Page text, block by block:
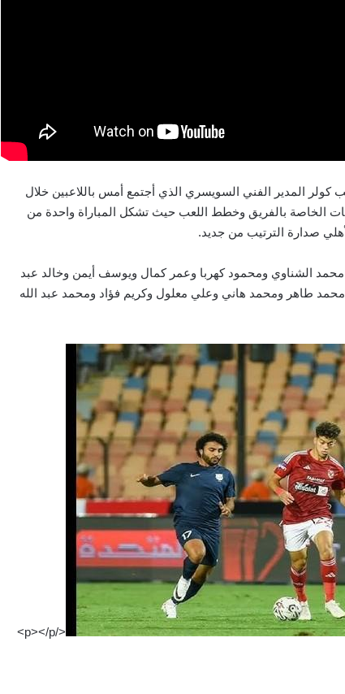
كولر المدير الفني السويسري الذي أجتمع أمس باللاعبين خلال
الخاصة بالفريق وخطط اللعب حيث تشكل المباراة واحدة من
صدارة الترتيب من جديد.
محمد الشناوي ومحمود كهربا وعمر كمال ويوسف أيمن وخالد عبد
محمد طاهر ومحمد هاني وعلي معلول وكريم فؤاد ومحمد عبد الله
</p></p>